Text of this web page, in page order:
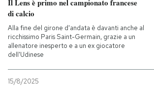
Economia
Sport
Altrecose
Il Lens è primo nel campionato francese
di calcio
Alla fine del girone d'andata è davanti anche al
ricchissimo Paris Saint-Germain, grazie a un
allenatore inesperto e a un ex giocatore
dell'Udinese
15/8/2025